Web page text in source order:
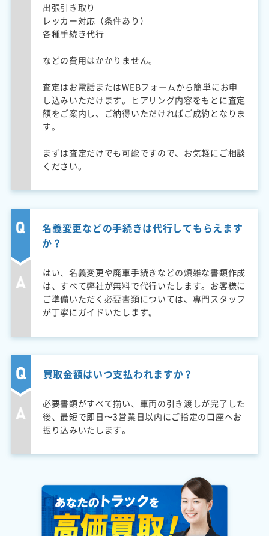
出張引き取り
レッカー対応（条件あり）
各種手続き代行
などの費用はかかりません。
査定はお電話またはWEBフォームから簡単にお申
し込みいただけます。ヒアリング内容をもとに査定
額をご案内し、ご納得いただければご成約となりま
す。
まずは査定だけでも可能ですので、お気軽にご相談
ください。
名義変更などの手続きは代行してもらえます
か？
はい、名義変更や廃車手続きなどの煩雑な書類作成
は、すべて弊社が無料で代行いたします。お客様に
ご準備いただく必要書類については、専門スタッフ
が丁寧にガイドいたします。
買取金額はいつ支払われますか？
必要書類がすべて揃い、車両の引き渡しが完了した
後、最短で即日〜3営業日以内にご指定の口座へお
振り込みいたします。